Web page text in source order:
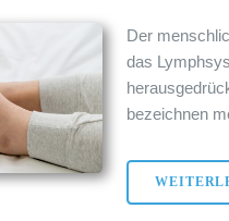
Der
das
bezeichnen